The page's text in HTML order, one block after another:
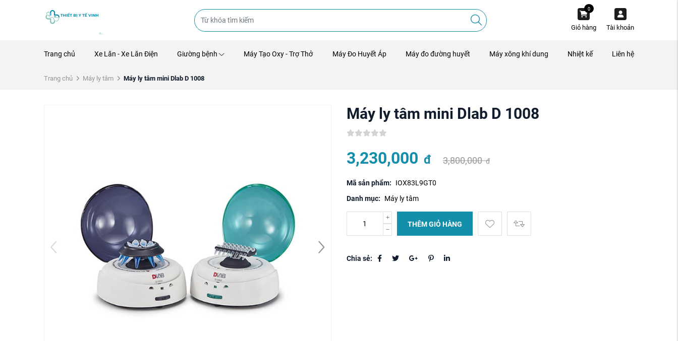
Tài khoản
0
Giỏ hàng
Trang chủ Xe Lăn - Xe Lăn Điện Giường bệnh Máy Tạo Oxy - Trợ Thở Máy Đo Huyết Áp Máy đo đường huyết Máy xông khí dung Nhiệt kế Liên hệ
Trang chủ Máy ly tâm Máy ly tâm mini Dlab D 1008
Máy ly tâm mini Dlab D 1008
3,230,000 đ 3,800,000đ
Mã sản phẩm:
IOX83L9GT0
Danh mục:
Máy ly tâm
THÊM GIỎ HÀNG
Chia sẻ: